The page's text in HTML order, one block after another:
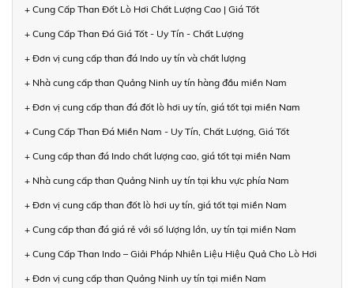
+ Cung Cấp Than Đốt Lò Hơi Chất Lượng Cao | Giá Tốt
+ Cung Cấp Than Đá Giá Tốt - Uy Tín - Chất Lượng
+ Đơn vị cung cấp than đá Indo uy tín và chất lượng
+ Nhà cung cấp than Quảng Ninh uy tín hàng đầu miền Nam
+ Đơn vị cung cấp than đá đốt lò hơi uy tín, giá tốt tại miền Nam
+ Cung Cấp Than Đá Miền Nam - Uy Tín, Chất Lượng, Giá Tốt
+ Cung cấp than đá Indo chất lượng cao, giá tốt tại miền Nam
+ Nhà cung cấp than Quảng Ninh uy tín tại khu vực phía Nam
+ Đơn vị cung cấp than đốt lò hơi uy tín, giá tốt tại miền Nam
+ Cung cấp than đá giá rẻ với số lượng lớn, uy tín tại miền Nam
+ Cung Cấp Than Indo – Giải Pháp Nhiên Liệu Hiệu Quả Cho Lò Hơi
+ Đơn vị cung cấp than Quảng Ninh uy tín tại miền Nam